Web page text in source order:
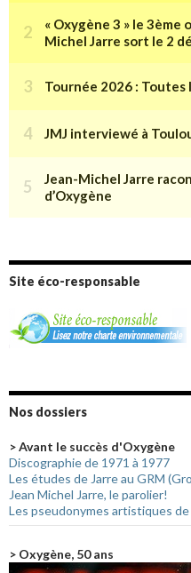
Site éco-responsable
Nos dossiers
> Avant le succès d'Oxygène
Discographie de 1971 à 1977
Les études de Jarre au GRM
Jean Michel Jarre, le parolier!
Les pseudonymes artistiques de
> Oxygène, 50 ans